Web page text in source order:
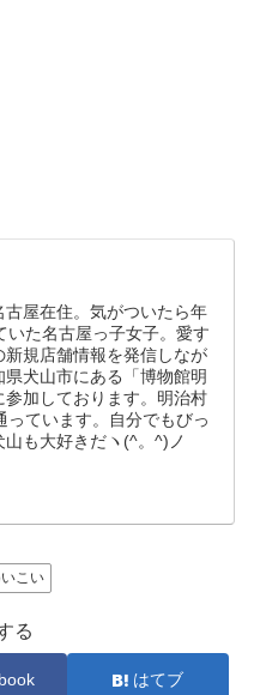
古屋在住。気がついたら年
いた名古屋っ子女子。愛す
新規店舗情報を発信しなが
県犬山市にある「博物館明
参加しております。明治村
っています。自分でもびっ
山も大好きだヽ(^。^)ノ
こい
る
はてブ